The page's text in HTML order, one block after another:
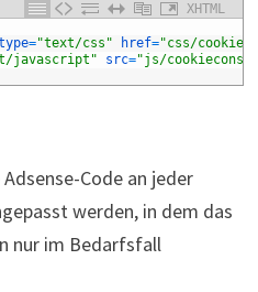
XHTML
="text/css" href="css/
javascript" src="js/
Code an jeder
werden, in dem das
nur im Bedarfsfall